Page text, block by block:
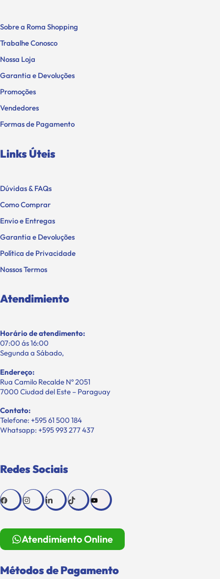
Sobre a Roma Shopping
Trabalhe Conosco
Nossa Loja
Garantia e Devoluções
Promoções
Vendedores
Formas de Pagamento
Links Úteis
Dúvidas & FAQs
Como Comprar
Envio e Entregas
Garantia e Devoluções
Política de Privacidade
Nossos Termos
Atendimiento
Horário de atendimento:
07:00 ás 16:00
Segunda a Sábado,
Endereço:
Rua Camilo Recalde Nº 2051
7000 Ciudad del Este – Paraguay
Contato:
Telefone: +595 61 500 184
Whatsapp: +595 993 277 437
Redes Sociais
Atendimiento Online
Métodos de Pagamento